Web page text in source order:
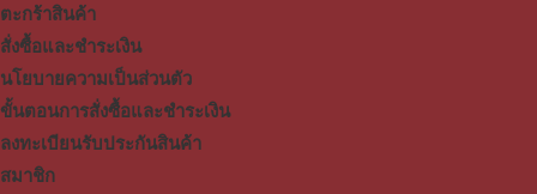
ตะกร้าสินค้า
สั่งซื้อและชำระเงิน
นโยบายความเป็นส่วนตัว
ขั้นตอนการสั่งซื้อและชำระเงิน
ลงทะเบียนรับประกันสินค้า
สมาชิก